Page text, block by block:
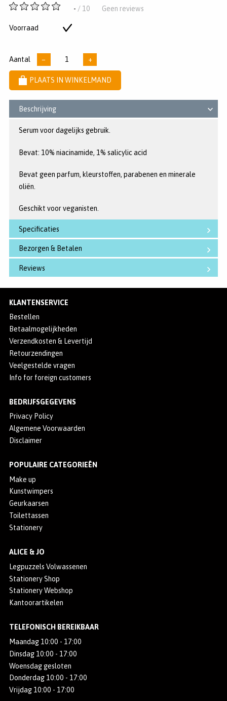
-
5
- / 10 Geen reviews
Voorraad
Aantal − +
PLAATS IN WINKELMAND
Beschrijving
Serum voor dagelijks gebruik.
Bevat: 10% niacinamide, 1% salicylic acid
Bevat geen parfum, kleurstoffen, parabenen en minerale
oliën.
Geschikt voor veganisten.
Specificaties
Bezorgen & Betalen
Reviews
KLANTENSERVICE
Bestellen
Betaalmogelijkheden
Verzendkosten & Levertijd
Retourzendingen
Veelgestelde vragen
Info for foreign customers
BEDRIJFSGEGEVENS
Privacy Policy
Algemene Voorwaarden
Disclaimer
POPULAIRE CATEGORIEËN
Make up
Kunstwimpers
Geurkaarsen
Toilettassen
Stationery
ALICE & JO
Legpuzzels Volwassenen
Stationery Shop
Stationery Webshop
Kantoorartikelen
TELEFONISCH BEREIKBAAR
Maandag 10:00 - 17:00
Dinsdag 10:00 - 17:00
Woensdag gesloten
Donderdag 10:00 - 17:00
Vrijdag 10:00 - 17:00